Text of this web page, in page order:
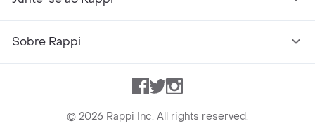
Sobre Rappi
Facebook
TwitterInstagram
© 2026 Rappi Inc. All rights reserved.